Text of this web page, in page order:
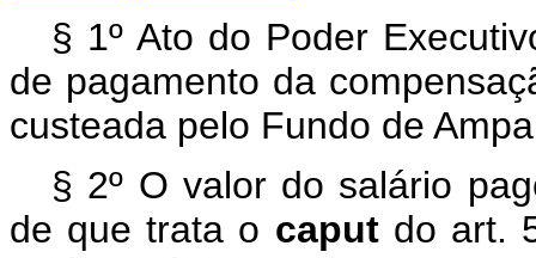
§ 1º Ato do Poder
de pagamento da
custeada pelo Fundo de
§ 2º O valor do salário
de que trata o caput do art.